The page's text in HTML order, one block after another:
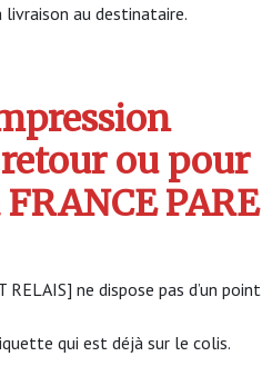
livraison au destinataire.
ou pour
PARE
ne dispose pas d’un point
qui est déjà sur le colis.